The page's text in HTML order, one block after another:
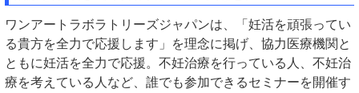
ワンアートラボラトリーズジャパンは、「妊活を頑張ってい
る貴方を全力で応援します」を理念に掲げ、協力医療機関と
ともに妊活を全力で応援。不妊治療を行っている人、不妊治
療を考えている人など、誰でも参加できるセミナーを開催す